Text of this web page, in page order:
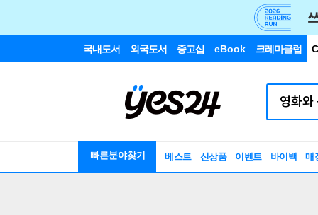
국내도서 외국도서 중고샵 eBook 크레마클럽
빠른분야찾기 베스트 신상품 이벤트 바이백 매